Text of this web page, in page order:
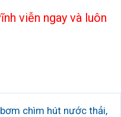
viễn ngay và luôn
chìm hút nước thải,